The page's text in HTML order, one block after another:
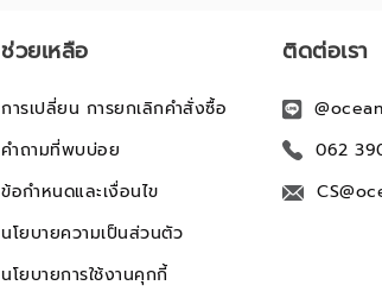
ช่วยเหลือ
การเปลี่ยน การยกเลิกคำสั่งซื้อ
คำถามที่พบบ่อย
ข้อกำหนดและเงื่อนไข
นโยบายความเป็นส่วนตัว
นโยบายการใช้งานคุกกี้
ติดต่อเรา
062